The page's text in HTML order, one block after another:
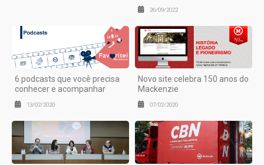
26/09/2022
6 podcasts que você precisa
conhecer e acompanhar
13/02/2020
Novo site celebra 150 anos do
Mackenzie
07/02/2020